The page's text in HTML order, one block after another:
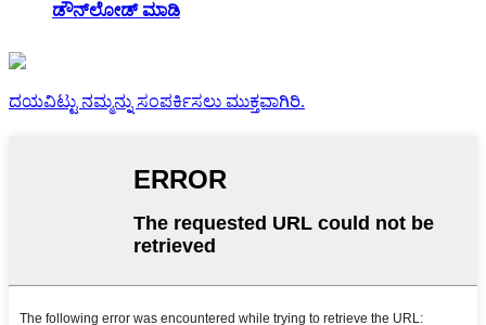
ಡೌನ್‌ಲೋಡ್ ಮಾಡಿ
ದಯವಿಟ್ಟು ನಮ್ಮನ್ನು ಸಂಪರ್ಕಿಸಲು ಮುಕ್ತವಾಗಿರಿ.